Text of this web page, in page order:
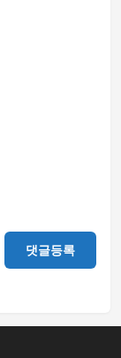
댓글등록